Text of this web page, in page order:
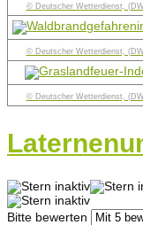
© Deutscher Wetterdienst,
© Deutscher Wetterdienst,
© Deutscher Wetterdienst,
Bitte bewerten